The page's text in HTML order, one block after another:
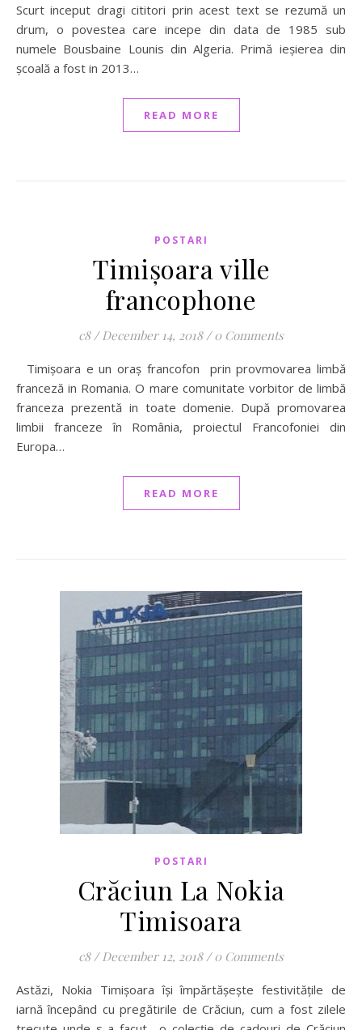
Scurt inceput dragi cititori prin acest text se rezumă un
drum, o povestea care incepe din data de 1985 sub
numele Bousbaine Lounis din Algeria. Primă ieșierea din
școală a fost in 2013…
READ MORE
POSTARI
Timișoara ville
francophone
c8 / December 14, 2018 / 0 Comments
Timișoara e un oraș francofon prin provmovarea limbă
franceză in Romania. O mare comunitate vorbitor de limbă
franceza prezentă in toate domenie. După promovarea
limbii franceze în România, proiectul Francofoniei din
Europa…
READ MORE
POSTARI
Crăciun La Nokia
Timisoara
c8 / December 12, 2018 / 0 Comments
Astăzi, Nokia Timișoara își împărtășește festivitățile de
iarnă începând cu pregătirile de Crăciun, cum a fost zilele